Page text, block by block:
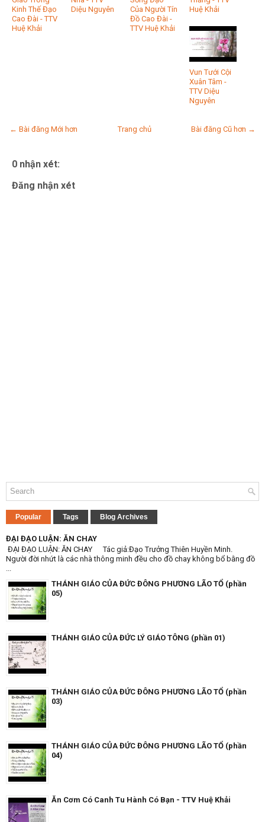
Kinh Thế Đạo
Cao Đài - TTV
Huệ Khải
Diệu Nguyên
Của Người Tín
Đồ Cao Đài -
TTV Huệ Khải
Huệ Khải
Vun Tưới Cội
Xuân Tâm -
TTV Diệu
Nguyên
← Bài đăng Mới hơn Bài đăng Cũ hơn →
Trang chủ
0 nhận xét:
Đăng nhận xét
Popular Tags Blog Archives
ĐẠI ĐẠO LUẬN: ĂN CHAY
ĐẠI ĐẠO LUẬN: ĂN CHAY Tác giả:Đạo Trưởng Thiên Huyền Minh.
Người đời nhứt là các nhà thông minh đều cho đồ chay không bổ bằng đồ
...
THÁNH GIÁO CỦA ĐỨC ĐÔNG PHƯƠNG LÃO TỔ (phần
05)
THÁNH GIÁO CỦA ĐỨC LÝ GIÁO TÔNG (phần 01)
THÁNH GIÁO CỦA ĐỨC ĐÔNG PHƯƠNG LÃO TỔ (phần
03)
THÁNH GIÁO CỦA ĐỨC ĐÔNG PHƯƠNG LÃO TỔ (phần
04)
Ăn Cơm Có Canh Tu Hành Có Bạn - TTV Huệ Khải